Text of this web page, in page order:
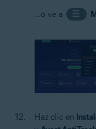
...o ve a ☰
Haz clic en